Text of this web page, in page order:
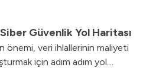
Güvenlik Yol Haritası
önemi, veri ihlallerinin maliyeti
için adım adım yol